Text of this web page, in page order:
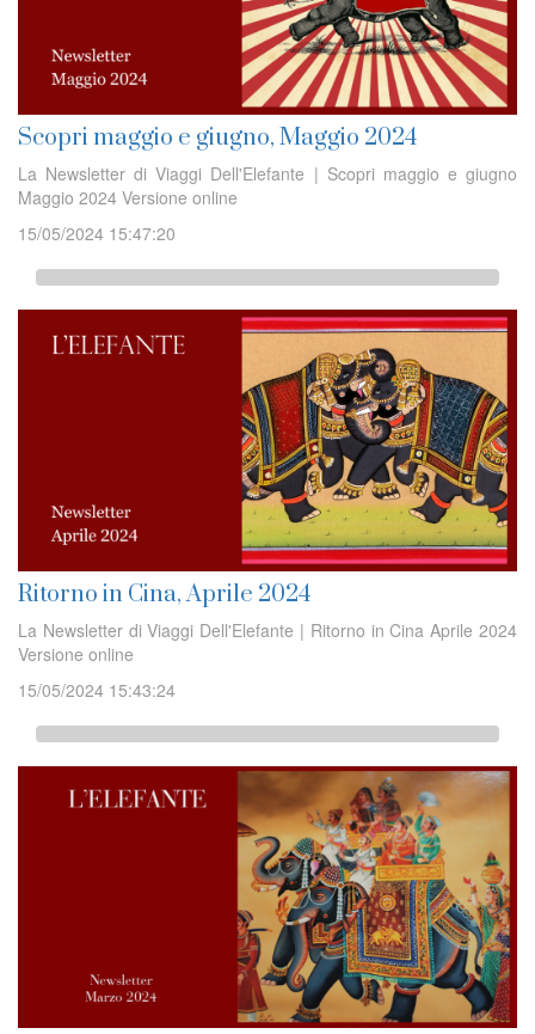
Scopri maggio e giugno, Maggio 2024
La Newsletter di Viaggi Dell'Elefante | Scopri maggio e giugno
Maggio 2024 Versione online
15/05/2024 15:47:20
Ritorno in Cina, Aprile 2024
La Newsletter di Viaggi Dell'Elefante | Ritorno in Cina Aprile 2024
Versione online
15/05/2024 15:43:24